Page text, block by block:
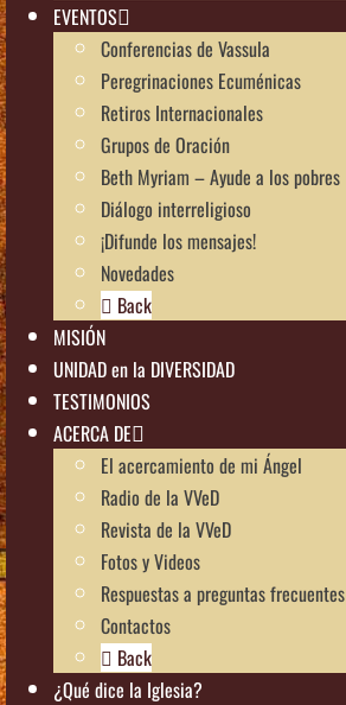
EVENTOS
Conferencias de Vassula
Peregrinaciones Ecuménicas
Retiros Internacionales
Grupos de Oración
Beth Myriam – Ayude a los pobres
Diálogo interreligioso
¡Difunde los mensajes!
Novedades
Back
MISIÓN
UNIDAD en la DIVERSIDAD
TESTIMONIOS
ACERCA DE
El acercamiento de mi Ángel
Radio de la VVeD
Revista de la VVeD
Fotos y Videos
Respuestas a preguntas frecuentes
Contactos
Back
¿Qué dice la Iglesia?